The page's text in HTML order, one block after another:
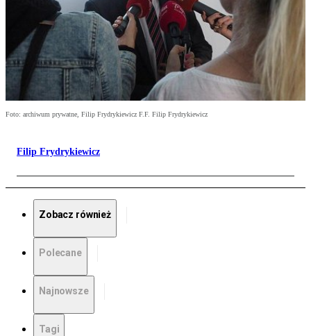
Foto: archiwum prywatne, Filip Frydrykiewicz F.F. Filip Frydrykiewicz
Filip Frydrykiewicz
Zobacz również
Polecane
Najnowsze
Tagi